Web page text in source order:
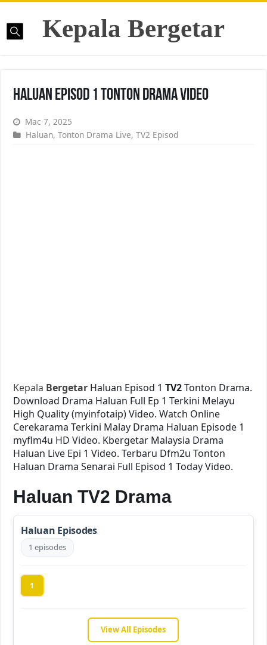
Kepala Bergetar
Haluan Episod 1 Tonton Drama Video
Mac 7, 2025
Haluan,Tonton Drama Live,TV2 Episod
Kepala Bergetar Haluan Episod 1TV2Tonton Drama.
Download Drama Haluan Full Ep 1 Terkini Melayu
High Quality (myinfotaip) Video. Watch Online
Cerekarama Terkini Malay Drama Haluan Episode 1
myflm4u HD Video. Kbergetar Malaysia Drama
Haluan Live Epi 1 Video. Terbaru Dfm2u Tonton
Haluan Drama Senarai Full Episod 1 Today Video.
Haluan TV2 Drama
Haluan Episodes
1 episodes
1
View All Episodes